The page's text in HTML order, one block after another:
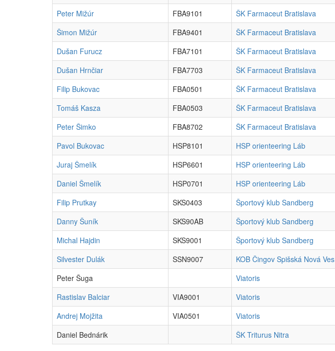
Peter Mižúr
FBA9101 ŠK Farmaceut Bratislava
Šimon Mižúr
FBA9401 ŠK Farmaceut Bratislava
Dušan Furucz
FBA7101 ŠK Farmaceut Bratislava
Dušan Hrnčiar
FBA7703 ŠK Farmaceut Bratislava
Filip Bukovac
FBA0501 ŠK Farmaceut Bratislava
Tomáš Kasza
FBA0503 ŠK Farmaceut Bratislava
Peter Šimko
FBA8702 ŠK Farmaceut Bratislava
Pavol Bukovac
HSP8101 HSP orienteering Láb
Juraj Šmelík
HSP6601 HSP orienteering Láb
Daniel Šmelík
HSP0701 HSP orienteering Láb
Filip Prutkay
SKS0403 Športový klub Sandberg
Danny Šuník
SKS90AB Športový klub Sandberg
Michal Hajdin
SKS9001 Športový klub Sandberg
Silvester Dulák
SSN9007 KOB Čingov Spišská Nová Ves
Peter Šuga
Viatoris
Rastislav Balciar
VIA9001 Viatoris
Andrej Mojžita
VIA0501 Viatoris
Daniel Bednárik
ŠK Triturus Nitra